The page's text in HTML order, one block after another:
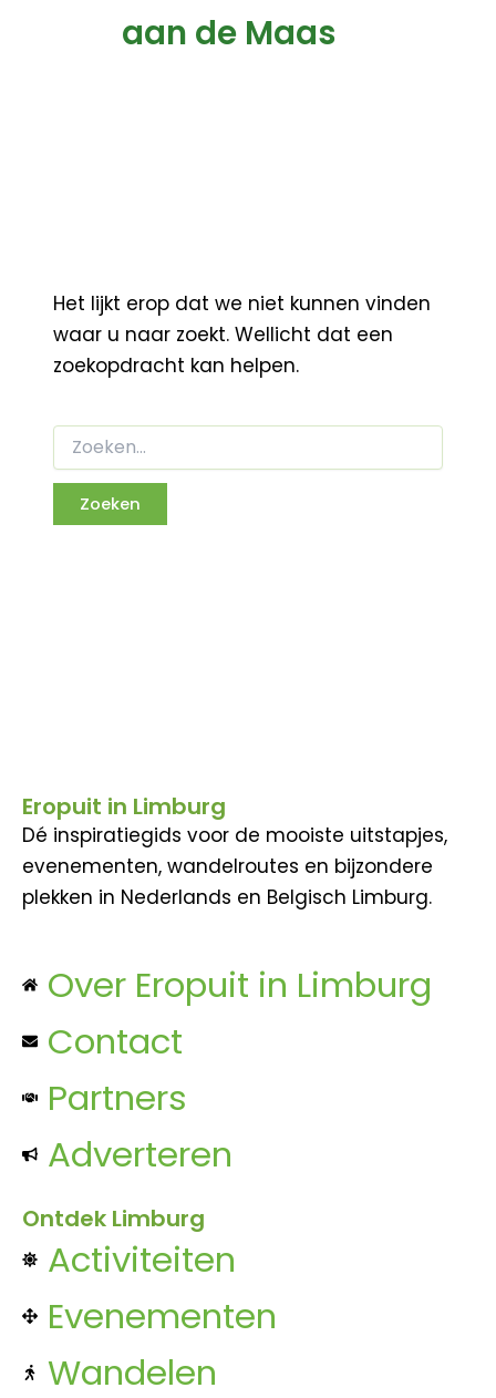
aan de Maas
Het lijkt erop dat we niet kunnen vinden
waar u naar zoekt. Wellicht dat een
zoekopdracht kan helpen.
Eropuit in Limburg
Dé inspiratiegids voor de mooiste uitstapjes,
evenementen, wandelroutes en bijzondere
plekken in Nederlands en Belgisch Limburg.
Over Eropuit in Limburg
Contact
Partners
Adverteren
Ontdek Limburg
Activiteiten
Evenementen
Wandelen